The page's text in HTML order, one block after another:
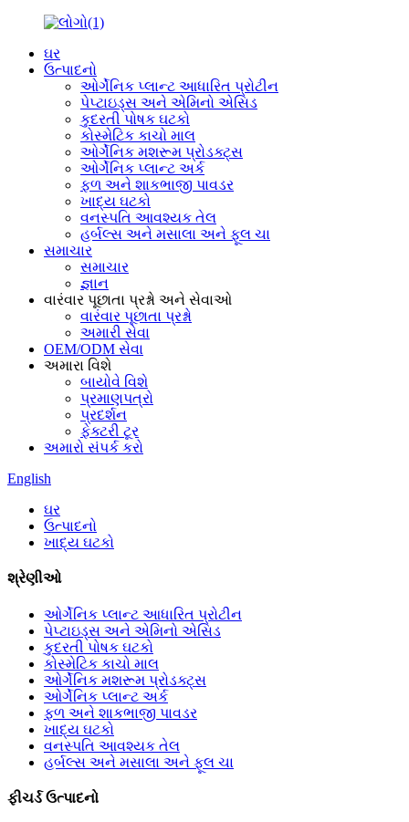
ઘર
ઉત્પાદનો
ઓર્ગેનિક પ્લાન્ટ આધારિત પ્રોટીન
પેપ્ટાઇડ્સ અને એમિનો એસિડ
કુદરતી પોષક ઘટકો
કોસ્મેટિક કાચો માલ
ઓર્ગેનિક મશરૂમ પ્રોડક્ટ્સ
ઓર્ગેનિક પ્લાન્ટ અર્ક
ફળ અને શાકભાજી પાવડર
ખાદ્ય ઘટકો
વનસ્પતિ આવશ્યક તેલ
હર્બલ્સ અને મસાલા અને ફૂલ ચા
સમાચાર
સમાચાર
જ્ઞાન
વારંવાર પૂછાતા પ્રશ્નો અને સેવાઓ
વારંવાર પૂછાતા પ્રશ્નો
અમારી સેવા
OEM/ODM સેવા
અમારા વિશે
બાયોવે વિશે
પ્રમાણપત્રો
પ્રદર્શન
ફેક્ટરી ટૂર
અમારો સંપર્ક કરો
English
ઘર
ઉત્પાદનો
ખાદ્ય ઘટકો
શ્રેણીઓ
ઓર્ગેનિક પ્લાન્ટ આધારિત પ્રોટીન
પેપ્ટાઇડ્સ અને એમિનો એસિડ
કુદરતી પોષક ઘટકો
કોસ્મેટિક કાચો માલ
ઓર્ગેનિક મશરૂમ પ્રોડક્ટ્સ
ઓર્ગેનિક પ્લાન્ટ અર્ક
ફળ અને શાકભાજી પાવડર
ખાદ્ય ઘટકો
વનસ્પતિ આવશ્યક તેલ
હર્બલ્સ અને મસાલા અને ફૂલ ચા
ફીચર્ડ ઉત્પાદનો